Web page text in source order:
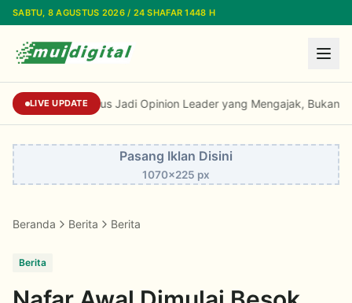
Lewati ke konten utama
SABTU, 8 AGUSTUS 2026 / 24 SHAFAR 1448 H
LIVE UPDATE Kiai Cholil: Dai Harus Jadi Opinion Leader
Pasang Iklan Disini
1070x225 px
Beranda Berita Berita
Berita